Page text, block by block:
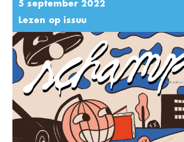
5 september 2022
Lezen op issuu